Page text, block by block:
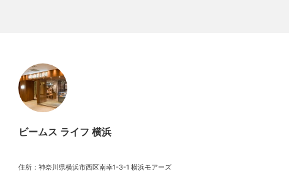
ビームス ライフ 横浜
住所：神奈川県横浜市西区南幸1-3-1 横浜モアーズ